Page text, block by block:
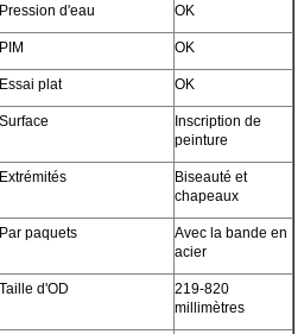
Pression d'eau OK
PIM OK
Essai plat OK
Surface
Inscription de
peinture
Extrémités
Biseauté et
chapeaux
Par paquets
Avec la bande en
acier
Taille d'OD
219-820
millimètres